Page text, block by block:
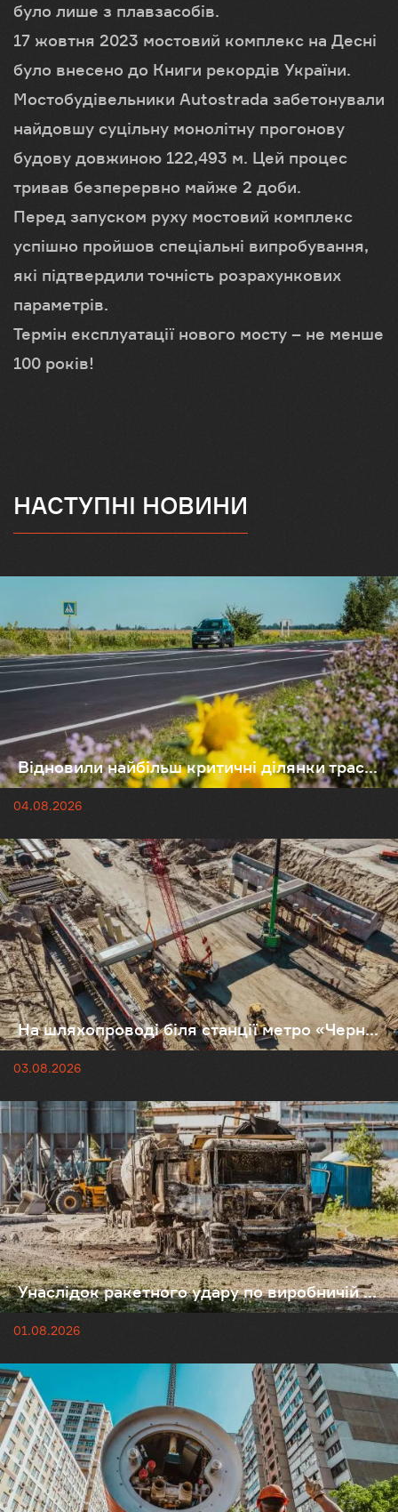
було лише з плавзасобів.
17 жовтня 2023 мостовий комплекс на Десні
було внесено до Книги рекордів України.
Мостобудівельники Autostrada забетонували
найдовшу суцільну монолітну прогонову
будову довжиною 122,493 м. Цей процес
тривав безперервно майже 2 доби.
Перед запуском руху мостовий комплекс
успішно пройшов спеціальні випробування,
які підтвердили точність розрахункових
параметрів.
Термін експлуатації нового мосту – не менше
100 років!
НАСТУПНІ НОВИНИ
Відновили найбільш критичні ділянки трас...
04.08.2026
На шляхопроводі біля станції метро «Черн...
03.08.2026
Унаслідок ракетного удару по виробничій ...
01.08.2026